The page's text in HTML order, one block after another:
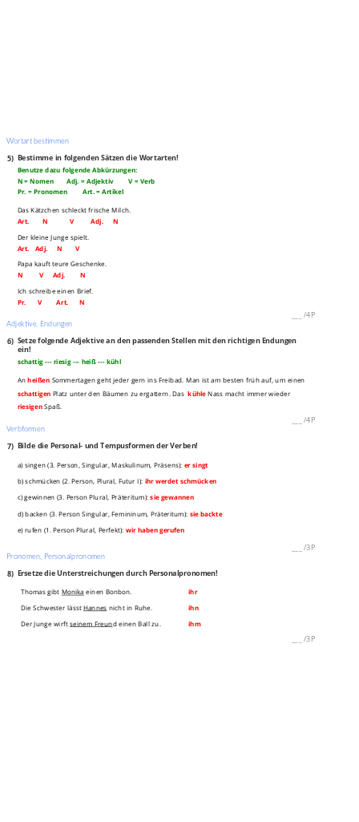
Wortart bestimmen
5) Bestimme in folgenden Sätzen die Wortarten!
Benutze dazu folgende Abkürzungen:
N = Nomen Adj. = Adjektiv V = Verb
Pr. = Pronomen Art. = Artikel
Das Kätzchen schleckt frische Milch.
Art. N V Adj. N
Der kleine Junge spielt.
Art. Adj. N V
Papa kauft teure Geschenke.
N V Adj. N
Ich schreibe einen Brief.
Pr. V Art. N
/4P
Adjektive, Endungen
6) Setze folgende Adjektive an den passenden Stellen mit den richtigen Endungen
ein!
schattig --- riesig --- heiß --- kühl
Anheißen Sommertagen geht jeder gern ins Freibad. Man ist am besten früh auf, um einen
schattigen Platz unter den Bäumen zu ergattern. DaskühleNass macht immer wieder
riesigenSpaß.
/4P
Verbformen
7) Bilde die Personal- und Tempusformen der Verben!
a) singen (3. Person, Singular, Maskulinum, Präsens): er singt
b) schmücken (2. Person, Plural, Futur I): ihr werdet schmücken
c) gewinnen (3. Person Plural, Präteritum):sie gewannen
d) backen (3. Person Singular, Femininum, Präteritum): sie backte
e) rufen (1. Person Plural, Perfekt): wir haben gerufen
/3P
Pronomen, Personalpronomen
8) Ersetze die Unterstreichungen durch Personalpronomen!
Thomas gibt Monika einen Bonbon.
ihr
Die Schwester lässtHannes nicht in Ruhe.
ihn
Der Junge wirftseinem Freund einen Ball zu. ihm
/3P